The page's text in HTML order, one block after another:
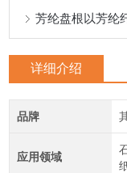
详细介绍
品牌
应用领域